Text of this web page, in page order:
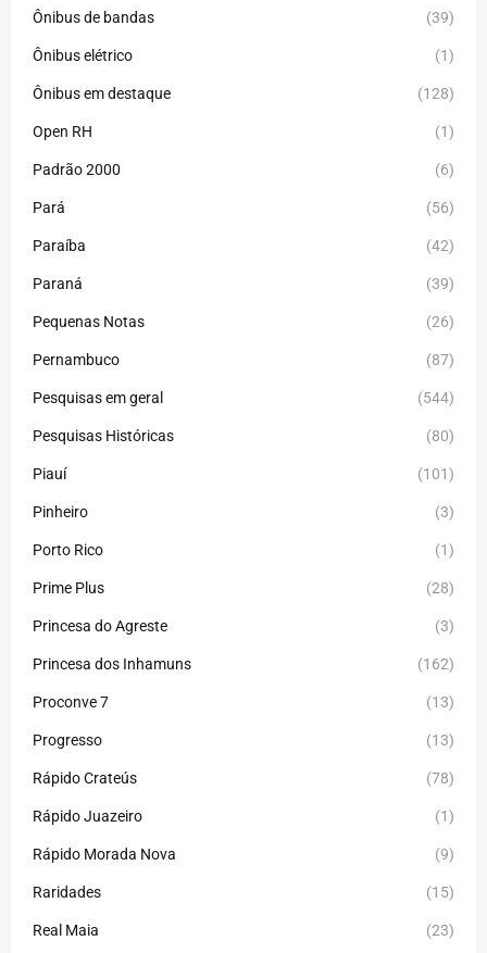
Ônibus de bandas (39)
Ônibus elétrico (1)
Ônibus em destaque (128)
Open RH (1)
Padrão 2000 (6)
Pará (56)
Paraíba (42)
Paraná (39)
Pequenas Notas (26)
Pernambuco (87)
Pesquisas em geral (544)
Pesquisas Históricas (80)
Piauí (101)
Pinheiro (3)
Porto Rico (1)
Prime Plus (28)
Princesa do Agreste (3)
Princesa dos Inhamuns (162)
Proconve 7 (13)
Progresso (13)
Rápido Crateús (78)
Rápido Juazeiro (1)
Rápido Morada Nova (9)
Raridades (15)
Real Maia (23)